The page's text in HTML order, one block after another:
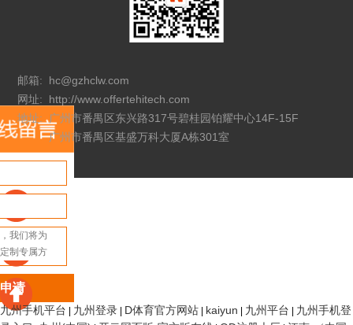
邮箱:
hc@gzhclw.com
网址:
http://www.offertehitech.com
地址:
广州市番禺区东兴路317号碧桂园铂耀中心14F-15F
广州市番禺区基盛万科大厦A栋301室
请
九州手机平台 九州登录 D体育官方网站 kaiyun 九州平台
九州手机登